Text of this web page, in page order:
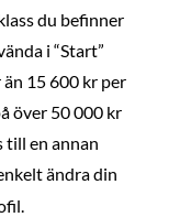
du befinner
i “Start”
15 600 kr per
över 50 000 kr
en annan
ändra din